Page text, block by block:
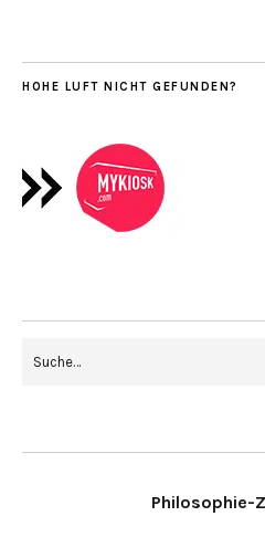
HOHE LUFT NICHT GEFUNDEN?
Philosophie-